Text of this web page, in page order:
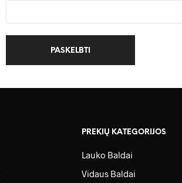
PREKIŲ KATEGORIJOS
Lauko Baldai
Vidaus Baldai